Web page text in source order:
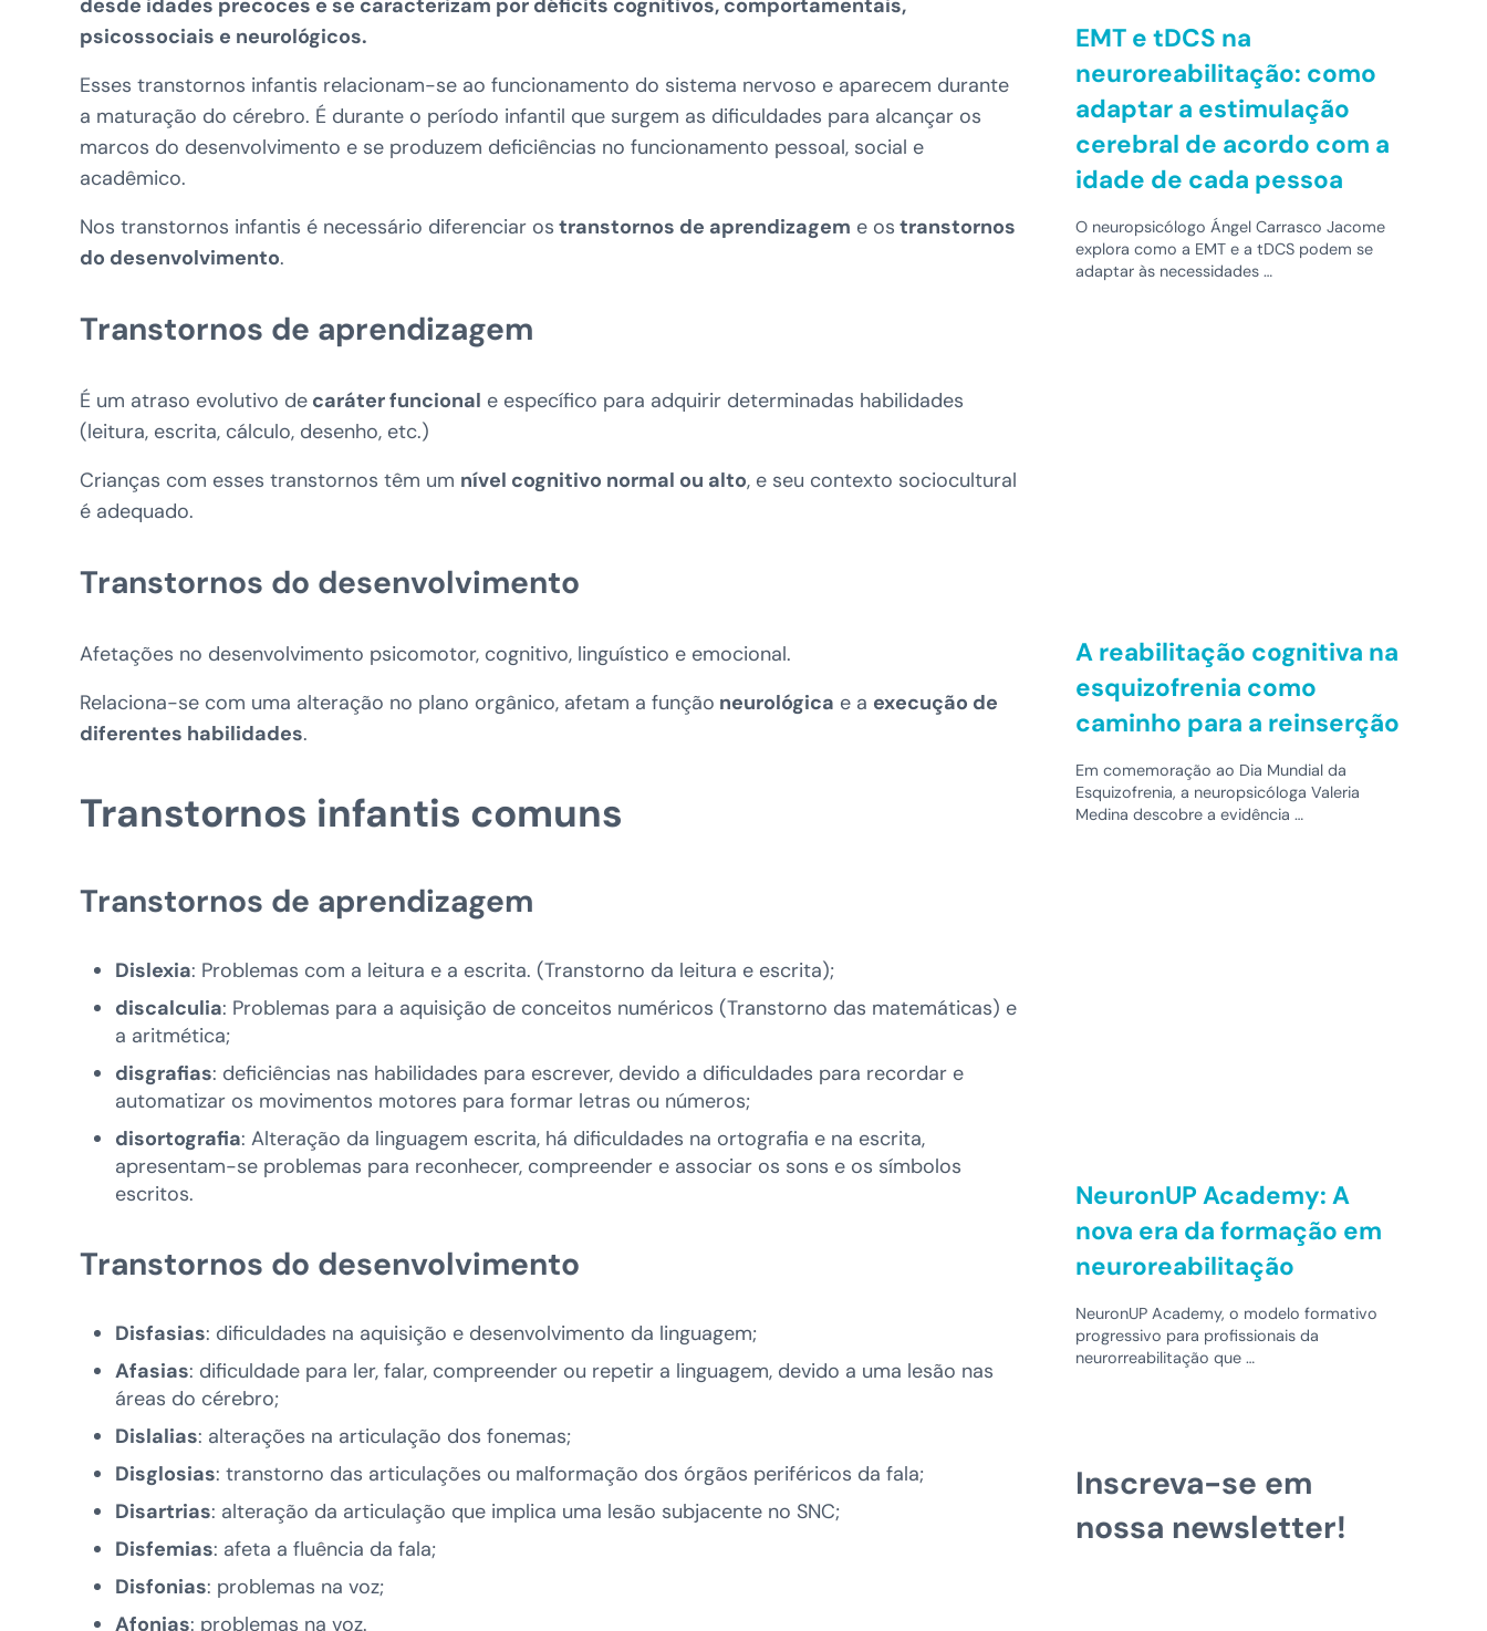
desde idades precoces e se caracterizam por déficits cognitivos, comportamentais,
psicossociais e neurológicos.
Esses transtornos infantis relacionam-se ao funcionamento do sistema nervoso e aparecem durante
a maturação do cérebro. É durante o período infantil que surgem as dificuldades para alcançar os
marcos do desenvolvimento e se produzem deficiências no funcionamento pessoal, social e
acadêmico.
Nos transtornos infantis é necessário diferenciar os transtornos de aprendizagem e os transtornos
do desenvolvimento.
Transtornos de aprendizagem
É um atraso evolutivo de caráter funcional e específico para adquirir determinadas habilidades
(leitura, escrita, cálculo, desenho, etc.)
Crianças com esses transtornos têm um nível cognitivo normal ou alto, e seu contexto sociocultural
é adequado.
Transtornos do desenvolvimento
Afetações no desenvolvimento psicomotor, cognitivo, linguístico e emocional.
Relaciona-se com uma alteração no plano orgânico, afetam a função neurológica e a execução de
diferentes habilidades.
Transtornos infantis comuns
Transtornos de aprendizagem
Dislexia: Problemas com a leitura e a escrita. (Transtorno da leitura e escrita);
discalculia: Problemas para a aquisição de conceitos numéricos (Transtorno das matemáticas) e
a aritmética;
disgrafias: deficiências nas habilidades para escrever, devido a dificuldades para recordar e
automatizar os movimentos motores para formar letras ou números;
disortografia: Alteração da linguagem escrita, há dificuldades na ortografia e na escrita,
apresentam-se problemas para reconhecer, compreender e associar os sons e os símbolos
escritos.
Transtornos do desenvolvimento
Disfasias: dificuldades na aquisição e desenvolvimento da linguagem;
Afasias: dificuldade para ler, falar, compreender ou repetir a linguagem, devido a uma lesão nas
áreas do cérebro;
Dislalias: alterações na articulação dos fonemas;
Disglosias: transtorno das articulações ou malformação dos órgãos periféricos da fala;
Disartrias: alteração da articulação que implica uma lesão subjacente no SNC;
Disfemias: afeta a fluência da fala;
Disfonias: problemas na voz;
Afonias: problemas na voz.
EMT e tDCS na
neuroreabilitação: como
adaptar a estimulação
cerebral de acordo com a
idade de cada pessoa
O neuropsicólogo Ángel Carrasco Jacome
explora como a EMT e a tDCS podem se
adaptar às necessidades …
A reabilitação cognitiva na
esquizofrenia como
caminho para a reinserção
Em comemoração ao Dia Mundial da
Esquizofrenia, a neuropsicóloga Valeria
Medina descobre a evidência …
NeuronUP Academy: A
nova era da formação em
neuroreabilitação
NeuronUP Academy, o modelo formativo
progressivo para profissionais da
neurorreabilitação que …
Inscreva-se em
nossa newsletter!